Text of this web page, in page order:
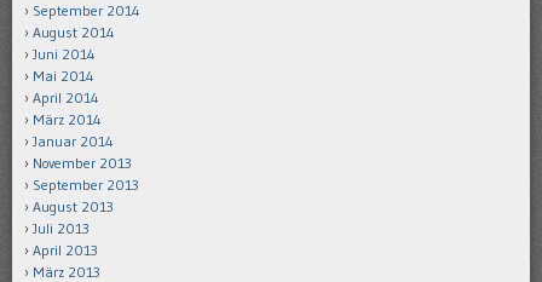
September 2014
August 2014
Juni 2014
Mai 2014
April 2014
März 2014
Januar 2014
November 2013
September 2013
August 2013
Juli 2013
April 2013
März 2013